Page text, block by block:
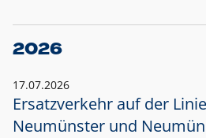
2026
17.07.2026
Ersatzverkehr auf der
Neumünster und